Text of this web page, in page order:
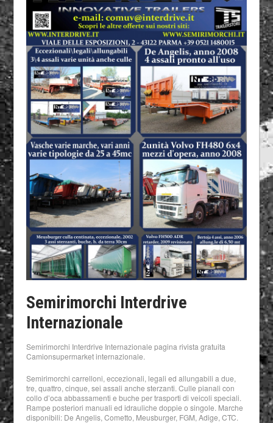
Semirimorchi Interdrive
Internazionale
Semirimorchi Interdrive Internazionale pagina rivista gratuita
Camionsupermarket internazionale.
Semirimorchi carrelloni, eccezionali, legali ed allungabili a due,
tre, quattro, cinque, sei assali anche sterzanti. Culle pianali con
collo d’oca abbassamenti e buche per trasporti di veicoli speciali.
Rampe posteriori manuali ed idrauliche doppie o singole. Marche
disponibili: De Angelis, Cometto, Meusburger, FGM, Adige, CTC.